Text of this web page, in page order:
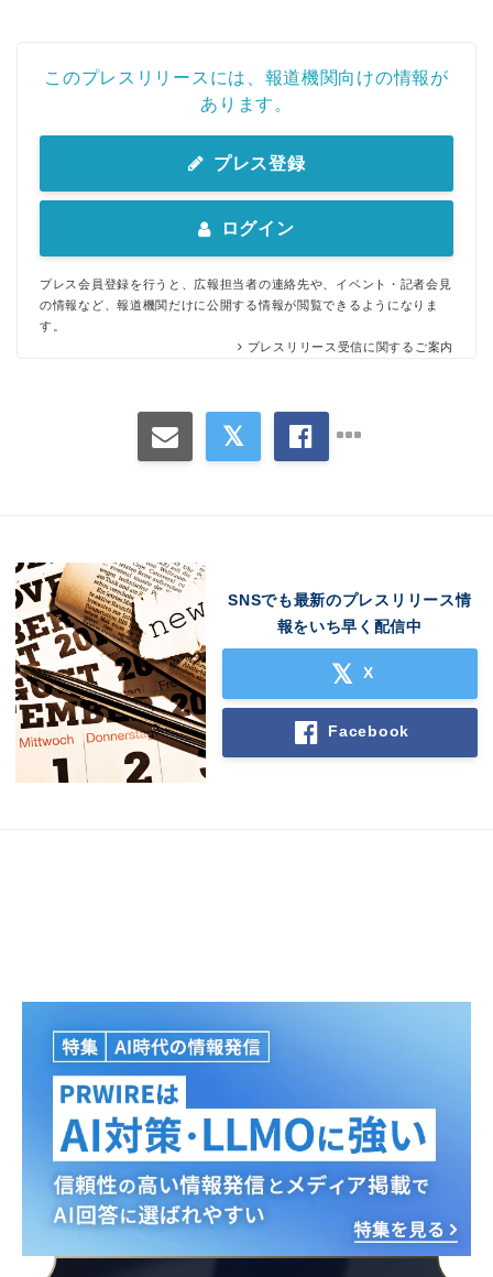
このプレスリリースには、報道機関向けの情報が
あります。
プレス登録
ログイン
プレス会員登録を行うと、広報担当者の連絡先や、イベント・記者会見
の情報など、報道機関だけに公開する情報が閲覧できるようになりま
す。
プレスリリース受信に関するご案内
SNSでも最新のプレスリリース情
報をいち早く配信中
X
Facebook
Japanese